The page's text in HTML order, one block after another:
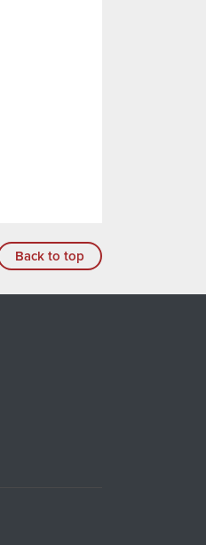
Back to top